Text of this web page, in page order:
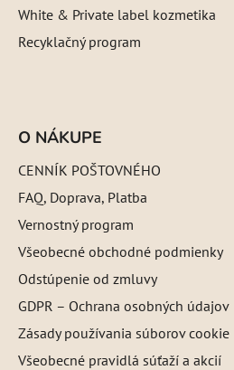
White & Private label kozmetika
Recyklačný program
O NÁKUPE
CENNÍK POŠTOVNÉHO
FAQ, Doprava, Platba
Vernostný program
Všeobecné obchodné podmienky
Odstúpenie od zmluvy
GDPR – Ochrana osobných údajov
Zásady používania súborov cookie
Všeobecné pravidlá súťaží a akcií